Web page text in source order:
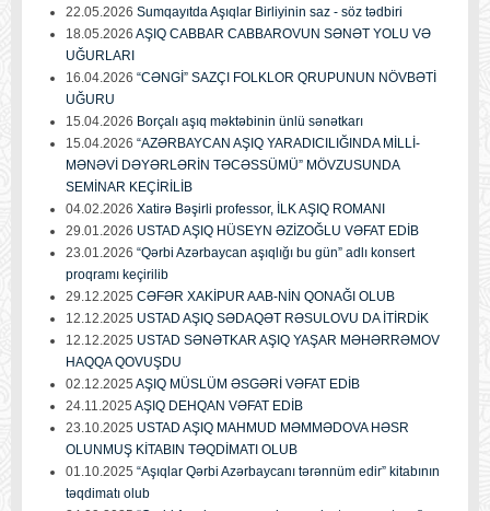
22.05.2026 Sumqayıtda Aşıqlar Birliyinin saz - söz tədbiri
18.05.2026 AŞIQ CABBAR CABBAROVUN SƏNƏT YOLU VƏ
UĞURLARI
16.04.2026 “CƏNGİ” SAZÇI FOLKLOR QRUPUNUN NÖVBƏTİ
UĞURU
15.04.2026 Borçalı aşıq məktəbinin ünlü sənətkarı
15.04.2026 “AZƏRBAYCAN AŞIQ YARADICILIĞINDA MİLLİ-
MƏNƏVİ DƏYƏRLƏRİN TƏCƏSSÜMÜ” MÖVZUSUNDA
SEMİNAR KEÇİRİLİB
04.02.2026 Xatirə Bəşirli professor, İLK AŞIQ ROMANI
29.01.2026 USTAD AŞIQ HÜSEYN ƏZİZOĞLU VƏFAT EDİB
23.01.2026 “Qərbi Azərbaycan aşıqlığı bu gün” adlı konsert
proqramı keçirilib
29.12.2025 CƏFƏR XAKİPUR AAB-NİN QONAĞI OLUB
12.12.2025 USTAD AŞIQ SƏDAQƏT RƏSULOVU DA İTİRDİK
12.12.2025 USTAD SƏNƏTKAR AŞIQ YAŞAR MƏHƏRRƏMOV
HAQQA QOVUŞDU
02.12.2025 AŞIQ MÜSLÜM ƏSGƏRİ VƏFAT EDİB
24.11.2025 AŞIQ DEHQAN VƏFAT EDİB
23.10.2025 USTAD AŞIQ MAHMUD MƏMMƏDOVA HƏSR
OLUNMUŞ KİTABIN TƏQDİMATI OLUB
01.10.2025 “Aşıqlar Qərbi Azərbaycanı tərənnüm edir” kitabının
təqdimatı olub